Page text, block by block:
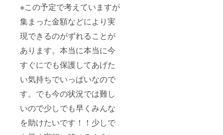
※この予定で考えていますが
集まった金額などにより実
現できるのがずれることが
あります。本当に本当に今
すぐにでも保護してあげた
い気持ちでいっぱいなので
す。でも今の状況では難し
いので少しでも早くみんな
を助けたいです！！少しで